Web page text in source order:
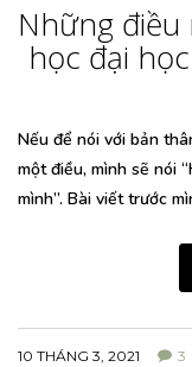
Những
học đại
Nếu để nói với bản
một điều, mình sẽ nói
mình”. Bài viết trước
10 THÁNG 3, 2021 3